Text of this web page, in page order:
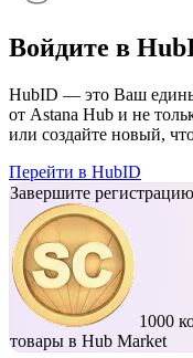
Войдите в
HubID — это Ваш
от Astana Hub и не
или создайте новый,
Перейти в HubID
Завершите
1000
товары в Hub Market